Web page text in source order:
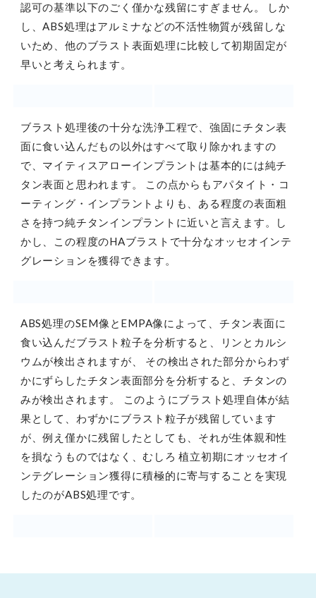
認可の基準以下のごく僅かな残留にすぎません。 しか
し、ABS処理はアルミナなどの不活性物質が残留しな
いため、他のブラスト表面処理に比較して初期固定が
早いと考えられます。
ブラスト処理後の十分な洗浄工程で、強固にチタン表
面に食い込んだもの以外はすべて取り除かれますの
で、マイティスアローインプラントは基本的には純チ
タン表面と思われます。 この点からもアパタイト・コ
ーティング・インプラントよりも、ある程度の表面粗
さを持つ純チタンインプラントに近いと言えます。し
かし、この程度のHAブラストで十分なオッセオインテ
グレーションを獲得できます。
ABS処理のSEM像とEMPA像によって、チタン表面に
食い込んだブラスト粒子を分析すると、リンとカルシ
ウムが検出されますが、 その検出された部分からわず
かにずらしたチタン表面部分を分析すると、チタンの
みが検出されます。 このようにブラスト処理自体が結
果として、わずかにブラスト粒子が残留しています
が、例え僅かに残留したとしても、それが生体親和性
を損なうものではなく、むしろ 植立初期にオッセオイ
ンテグレーション獲得に積極的に寄与することを実現
したのがABS処理です。